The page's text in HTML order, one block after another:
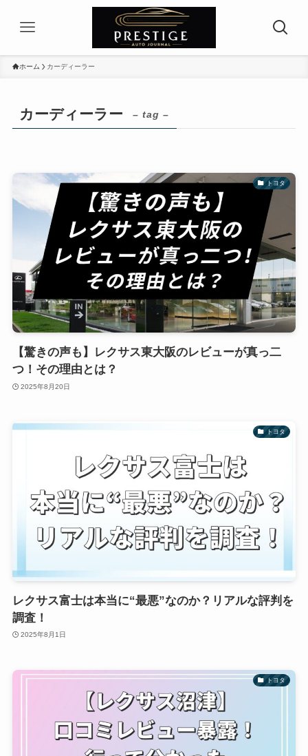
ホーム カーディーラー
カーディーラー – tag –
トヨタ
【驚きの声も】レクサス東大阪のレビューが真っ二
つ！その理由とは？
2025年8月20日
トヨタ
レクサス富士は本当に“最悪”なのか？リアルな評判を
調査！
2025年8月1日
トヨタ